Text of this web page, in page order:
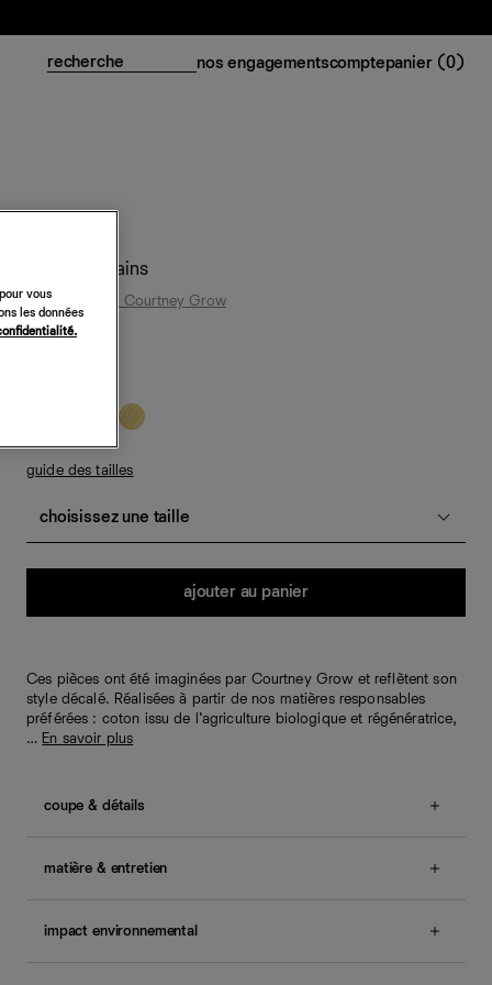
nos engagementscomptepanier (0)
Top Nori Rains
Reformation x Courtney Grow
188 €
guide des tailles
choisissez une taille
ajouter au panier
Ces pièces ont été imaginées par Courtney Grow et reflètent son
style décalé. Réalisées à partir de nos matières responsables
préférées : coton issu de l’agriculture biologique et régénératrice,
… En savoir plus
coupe & détails
indiquent que ce modèle taille normalement.
57.1cm taille, 86.4cm bassin, 77.5cm buste.
matière & entretien
rayonne, 33 % de polyester et 15 % de nylon. Les
impact environnemental
vous
les données